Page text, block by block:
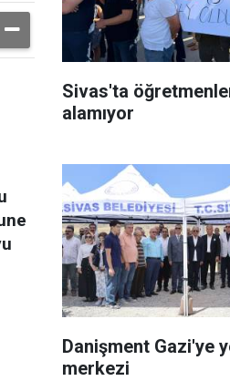
Sivas'ta
alamıyor
Danişment Gazi'ye
merkezi